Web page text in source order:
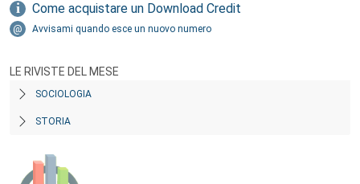
Come acquistare un Download Credit
Avvisami quando esce un nuovo numero
LE RIVISTE DEL MESE
SOCIOLOGIA
STORIA